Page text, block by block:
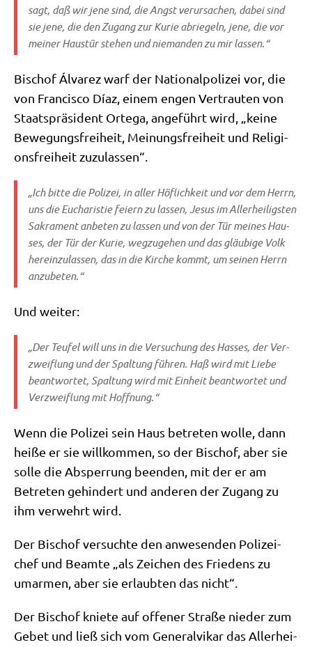
sagt, daß wir jene sind, die Angst ver­ur­sa­chen, dabei sind
sie jene, die den Zugang zur Kurie abrie­geln, jene, die vor
mei­ner Haus­tür ste­hen und nie­man­den zu mir lassen.“
Bischof Álva­rez warf der Natio­nal­po­li­zei vor, die
von Fran­cis­co Díaz, einem engen Ver­trau­ten von
Staats­prä­si­dent Orte­ga, ange­führt wird, „kei­ne
Bewe­gungs­frei­heit, Mei­nungs­frei­heit und Reli­gi­
ons­frei­heit zuzulassen“.
„Ich bit­te die Poli­zei, in aller Höf­lich­keit und vor dem Herrn,
uns die Eucha­ri­stie fei­ern zu las­sen, Jesus im Aller­hei­lig­sten
Sakra­ment anbe­ten zu las­sen und von der Tür mei­nes Hau­
ses, der Tür der Kurie, weg­zu­ge­hen und das gläu­bi­ge Volk
her­ein­zu­las­sen, das in die Kir­che kommt, um sei­nen Herrn
anzubeten.“
Und wei­ter:
„Der Teu­fel will uns in die Ver­su­chung des Has­ses, der Ver­
zweif­lung und der Spal­tung füh­ren. Haß wird mit Lie­be
beant­wor­tet, Spal­tung wird mit Ein­heit beant­wor­tet und
Ver­zweif­lung mit Hoffnung.“
Wenn die Poli­zei sein Haus betre­ten wol­le, dann
hei­ße er sie will­kom­men, so der Bischof, aber sie
sol­le die Absper­rung been­den, mit der er am
Betre­ten gehin­dert und ande­ren der Zugang zu
ihm ver­wehrt wird.
Der Bischof ver­such­te den anwe­sen­den Poli­zei­
chef und Beam­te „als Zei­chen des Frie­dens zu
umar­men, aber sie erlaub­ten das nicht“.
Der Bischof knie­te auf offe­ner Stra­ße nie­der zum
Gebet und ließ sich vom Gene­ral­vi­kar das Aller­hei­